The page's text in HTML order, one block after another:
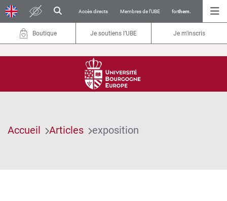
Accès directs Membres de l’UBE forthem.
Boutique Je soutiens l’UBE Je m'inscris
Accueil Articles exposition